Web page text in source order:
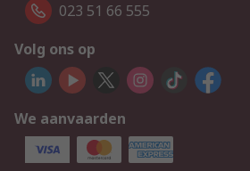
023 51 66 555
Volg ons op
We aanvaarden